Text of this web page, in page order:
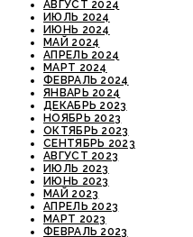
АВГУСТ 2024
ИЮЛЬ 2024
ИЮНЬ 2024
МАЙ 2024
АПРЕЛЬ 2024
МАРТ 2024
ФЕВРАЛЬ 2024
ЯНВАРЬ 2024
ДЕКАБРЬ 2023
НОЯБРЬ 2023
ОКТЯБРЬ 2023
СЕНТЯБРЬ 2023
АВГУСТ 2023
ИЮЛЬ 2023
ИЮНЬ 2023
МАЙ 2023
АПРЕЛЬ 2023
МАРТ 2023
ФЕВРАЛЬ 2023